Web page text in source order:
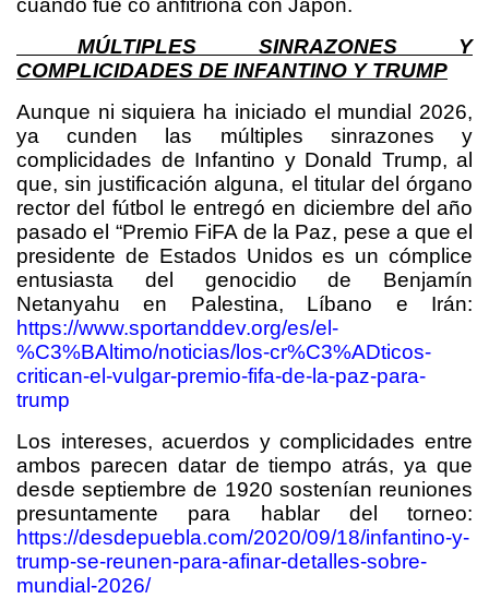
cuando fue co anfitriona con Japón.
MÚLTIPLES SINRAZONES Y
COMPLICIDADES DE INFANTINO Y TRUMP
Aunque ni siquiera ha iniciado el mundial 2026,
ya cunden las múltiples sinrazones y
complicidades de Infantino y Donald Trump, al
que, sin justificación alguna, el titular del órgano
rector del fútbol le entregó en diciembre del año
pasado el “Premio FiFA de la Paz, pese a que el
presidente de Estados Unidos es un cómplice
entusiasta del genocidio de Benjamín
Netanyahu en Palestina, Líbano e Irán:
https://www.sportanddev.org/es/el-
%C3%BAltimo/noticias/los-cr%C3%ADticos-
critican-el-vulgar-premio-fifa-de-la-paz-para-
trump
Los intereses, acuerdos y complicidades entre
ambos parecen datar de tiempo atrás, ya que
desde septiembre de 1920 sostenían reuniones
presuntamente para hablar del torneo:
https://desdepuebla.com/2020/09/18/infantino-y-
trump-se-reunen-para-afinar-detalles-sobre-
mundial-2026/